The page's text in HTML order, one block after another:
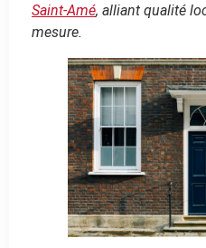
Saint-Amé, alliant qualité
mesure.